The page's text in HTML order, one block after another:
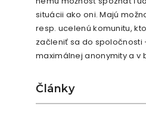
situácii ako oni. Majú
resp. ucelenú komunitu,
začleniť sa do spoločnosti
maximálnej anonymity a v
Články